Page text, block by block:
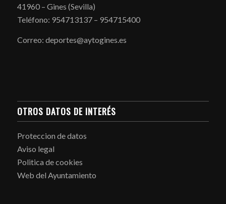
41960 – Gines (Sevilla)
Teléfono: 954713137 – 954715400
Correo: deportes@aytogines.es
OTROS DATOS DE INTERÉS
Proteccion de datos
Aviso legal
Politica de cookies
Web del Ayuntamiento